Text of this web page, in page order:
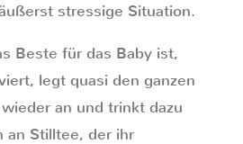
stressige Situation.
Beste für das Baby ist,
legt quasi den ganzen
an und trinkt dazu
an Stilltee, der ihr